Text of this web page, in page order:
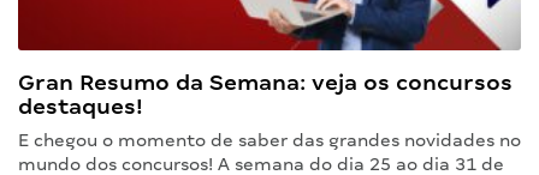
Gran Resumo da Semana: veja os concursos
destaques!
E chegou o momento de saber das grandes novidades no
mundo dos concursos! A semana do dia 25 ao dia 31 de